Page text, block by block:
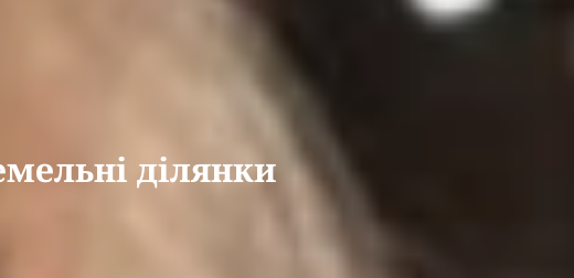
ділянки